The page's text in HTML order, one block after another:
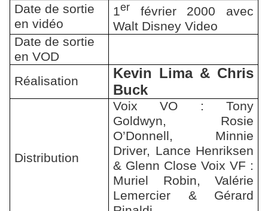
Date de sortie
en vidéo
1er février 2000 avec
Walt Disney Video
Date de sortie
en VOD
Réalisation
Kevin Lima & Chris
Buck
Distribution
Voix VO : Tony
Goldwyn, Rosie
O’Donnell, Minnie
Driver, Lance Henriksen
& Glenn Close Voix VF :
Muriel Robin, Valérie
Lemercier & Gérard